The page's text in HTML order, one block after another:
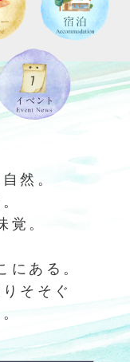
然。
覚。
にある。
そそぐ